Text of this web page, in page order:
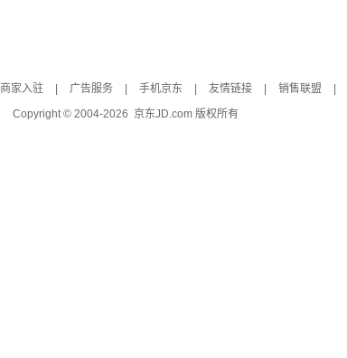
商家入驻 广告服务 手机京东 友情链接 销售联盟
Copyright © 2004-2026 京东JD.com 版权所有